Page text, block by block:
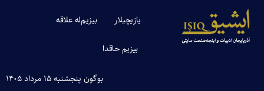
یازیچیلار بیزیم‌له علاقه
بیزیم حاقدا
بوگون پنجشنبه ۱۵ مرداد ۱۴۰۵